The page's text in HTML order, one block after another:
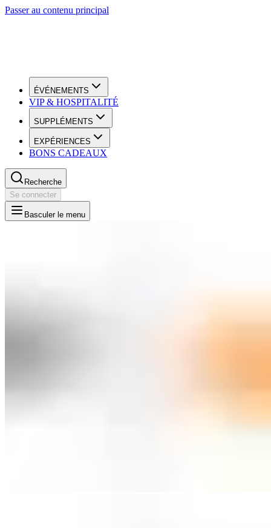
Passer au contenu principal
ÉVÉNEMENTS
VIP & HOSPITALITÉ
SUPPLÉMENTS
EXPÉRIENCES
BONS CADEAUX
Recherche
Se connecter
Basculer le menu